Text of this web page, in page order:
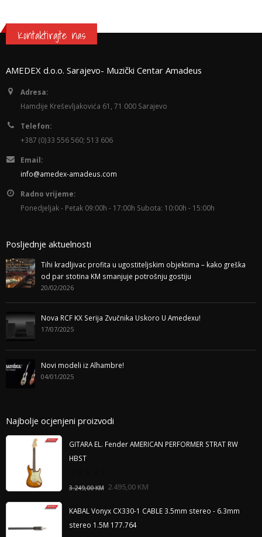
Kontaktirajte nas
AMEDEX d.o.o. Sarajevo- Muzički Centar Amadeus
Adresa:
Hamdije Kreševljakovića 61, 71 000 Sarajevo
Telefon:
+387 (0)33 556 560; 513 606
Email:
info@amedex-amadeus.com
Radno vrijeme:
Ponedjeljak - Petak 09:00h - 17:00h Subota: 10:00h - 15:00h
Posljednje aktuelnosti
Tihi kradljivac profita u ugostiteljskim objektima – kako greška
od par stotina KM smanjuje potrošnju gostiju
20/02/2026
Nova RCF KX Serija Zvučnika Uskoro U Amedexu!
17/07/2025
Novi modeli iz Alhambre!
04/01/2025
Najbolje ocjenjeni proizvodi
GITARA EL. Fender AMERICAN PERFORMER STRAT RW
HBST
out
3.249,00KM 2.495,00 KM
KABAL Vonyx CX330-1 CABLE 3.5mm stereo - 6.3mm
stereo 1.5M 177.764